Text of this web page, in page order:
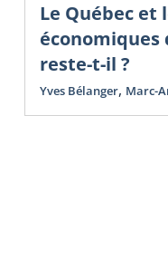
Le Québec et
économiques
reste-t-il ?
Yves Bélanger, Marc-